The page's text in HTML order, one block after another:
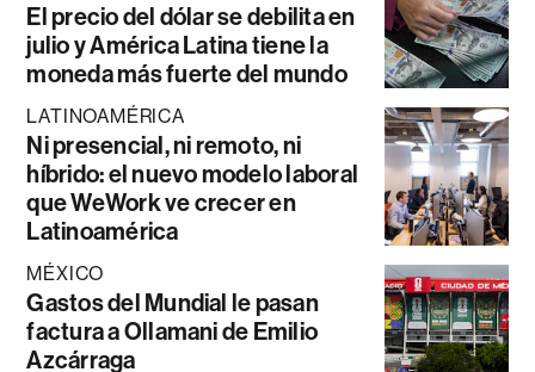
El precio del dólar se debilita en
julio y América Latina tiene la
moneda más fuerte del mundo
LATINOAMÉRICA
Ni presencial, ni remoto, ni
híbrido: el nuevo modelo laboral
que WeWork ve crecer en
Latinoamérica
MÉXICO
Gastos del Mundial le pasan
factura a Ollamani de Emilio
Azcárraga